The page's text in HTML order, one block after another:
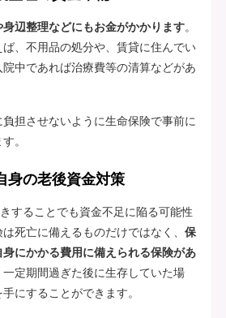
辺整理などにもお金がかかります。
、不用品の処分や、賃貸に住んでい
中であれば治療費等の清算などがあ
担させないように生命保険で事前に
。
身の老後資金対策
することでも資金不足に陥る可能性
死亡に備えるものだけではなく、 保
にかかる費用に備えられる保険があ
定期間過ぎた後に生存していた場
にすることができます。